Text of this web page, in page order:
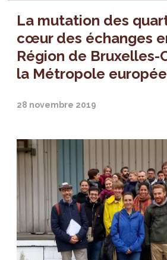
La mutation des
cœur des échanges
Région de Bruxelles-
la Métropole
28 novembre 2019